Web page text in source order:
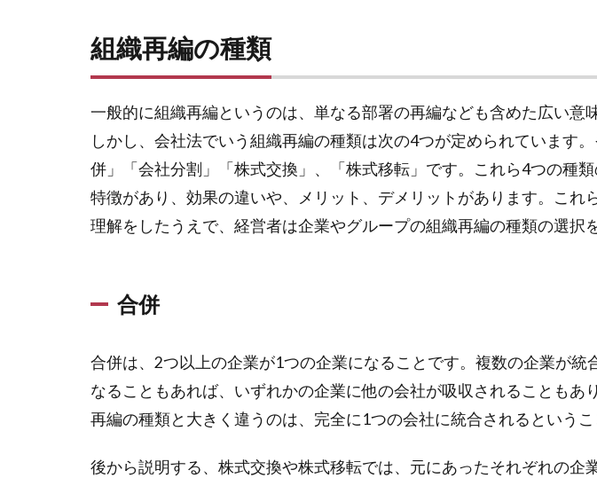
組織再編の種類
一般的に組織再編というのは、単なる部署の再編なども含めた広い意
しかし、会社法でいう組織再編の種類は次の4つが定められています
併」「会社分割」「株式交換」、「株式移転」です。これら4つの種
特徴があり、効果の違いや、メリット、デメリットがあります。これ
理解をしたうえで、経営者は企業やグループの組織再編の種類の選択
合併
合併は、2つ以上の企業が1つの企業になることです。複数の企業が統
なることもあれば、いずれかの企業に他の会社が吸収されることもあ
再編の種類と大きく違うのは、完全に1つの会社に統合されるというこ
後から説明する、株式交換や株式移転では、元にあったそれぞれの企